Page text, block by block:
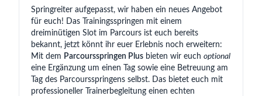
Springreiter aufgepasst, wir haben ein neues Angebot
für euch! Das Trainingsspringen mit einem
dreiminütigen Slot im Parcours ist euch bereits
bekannt, jetzt könnt ihr euer Erlebnis noch erweitern:
Mit dem Parcoursspringen Plus bieten wir euch optional
eine Ergänzung um einen Tag sowie eine Betreuung am
Tag des Parcoursspringens selbst. Das bietet euch mit
professioneller Trainerbegleitung einen echten